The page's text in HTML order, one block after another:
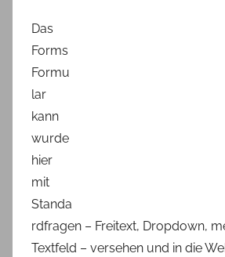
Das
Forms
Formu
lar
kann
wurde
hier
mit
Standa
rdfragen – Freitext, Dropdown,
Textfeld – versehen und in die